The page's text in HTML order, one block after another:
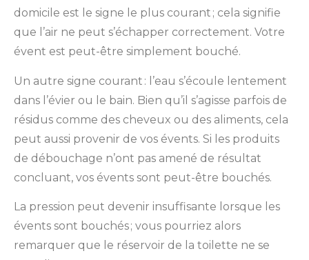
domicile est le signe le plus courant ; cela signifie
que l’air ne peut s’échapper correctement. Votre
évent est peut-être simplement bouché.
Un autre signe courant : l’eau s’écoule lentement
dans l’évier ou le bain. Bien qu’il s’agisse parfois de
résidus comme des cheveux ou des aliments, cela
peut aussi provenir de vos évents. Si les produits
de débouchage n’ont pas amené de résultat
concluant, vos évents sont peut-être bouchés.
La pression peut devenir insuffisante lorsque les
évents sont bouchés ; vous pourriez alors
remarquer que le réservoir de la toilette ne se